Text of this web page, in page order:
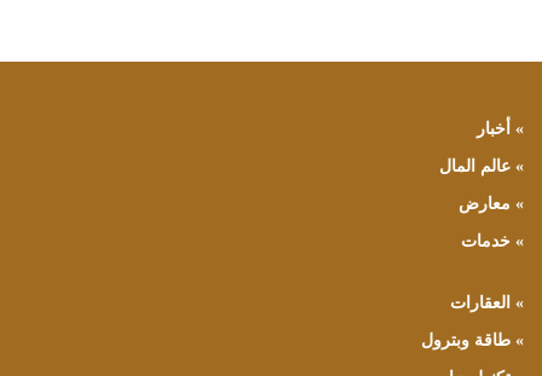
» أخبار
» عالم المال
» معارض
» خدمات
» العقارات
» طاقة وبترول